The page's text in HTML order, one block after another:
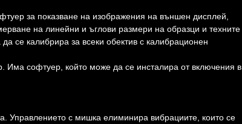
за показване на изображения на външен дисплей,
на линейни и ъглови размери на образци и техните
се калибрира за всеки обектив с калибрационен
Има софтуер, който може да се инсталира от включения в
Управлението с мишка елиминира вибрациите, които се